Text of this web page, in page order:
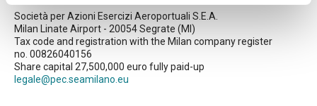
Società per Azioni Esercizi Aeroportuali S.E.A.
Milan Linate Airport - 20054 Segrate (MI)
Tax code and registration with the Milan company register
no. 00826040156
Share capital 27,500,000 euro fully paid-up
legale@pec.seamilano.eu